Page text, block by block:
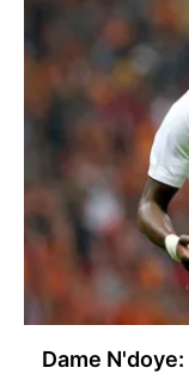
Dame N'doye: